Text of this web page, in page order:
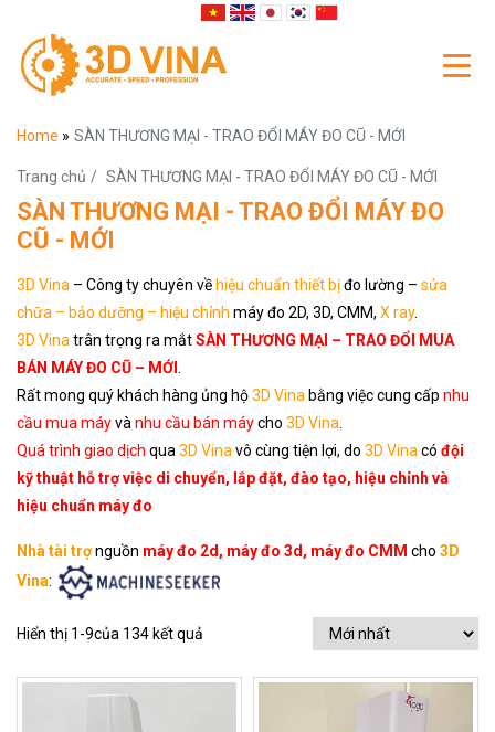
Home » SÀN THƯƠNG MẠI - TRAO ĐỔI MÁY ĐO CŨ - MỚI
Trang chủ SÀN THƯƠNG MẠI - TRAO ĐỔI MÁY ĐO CŨ - MỚI
SÀN THƯƠNG MẠI - TRAO ĐỔI MÁY ĐO
CŨ - MỚI
3D Vina – Công ty chuyên về hiệu chuẩn thiết bịđo lường – sửa
chữa – bảo dưỡng – hiệu chỉnh máy đo 2D, 3D, CMM, X ray.
3D Vina trân trọng ra mắtSÀN THƯƠNG MẠI – TRAO ĐỔI MUA
BÁN MÁY ĐO CŨ – MỚI
Rất mong quý khách hàng ủng hộ3D Vina bằng việc cung cấp nhu
cầu mua máyvà nhu cầu bán máycho 3D Vina
Quá trình giao dịch qua 3D Vina vô cùng tiện lợi, do 3D Vina có đội
kỹ thuật hỗ trợ việc di chuyển, lắp đặt, đào tạo, hiệu chỉnh và
hiệu chuẩn máy đo
Nhà tài trợnguồn máy đo 2d, máy đo 3d, máy đo CMM cho 3D
Vina:
Hiển thị 1-9của 134 kết quả